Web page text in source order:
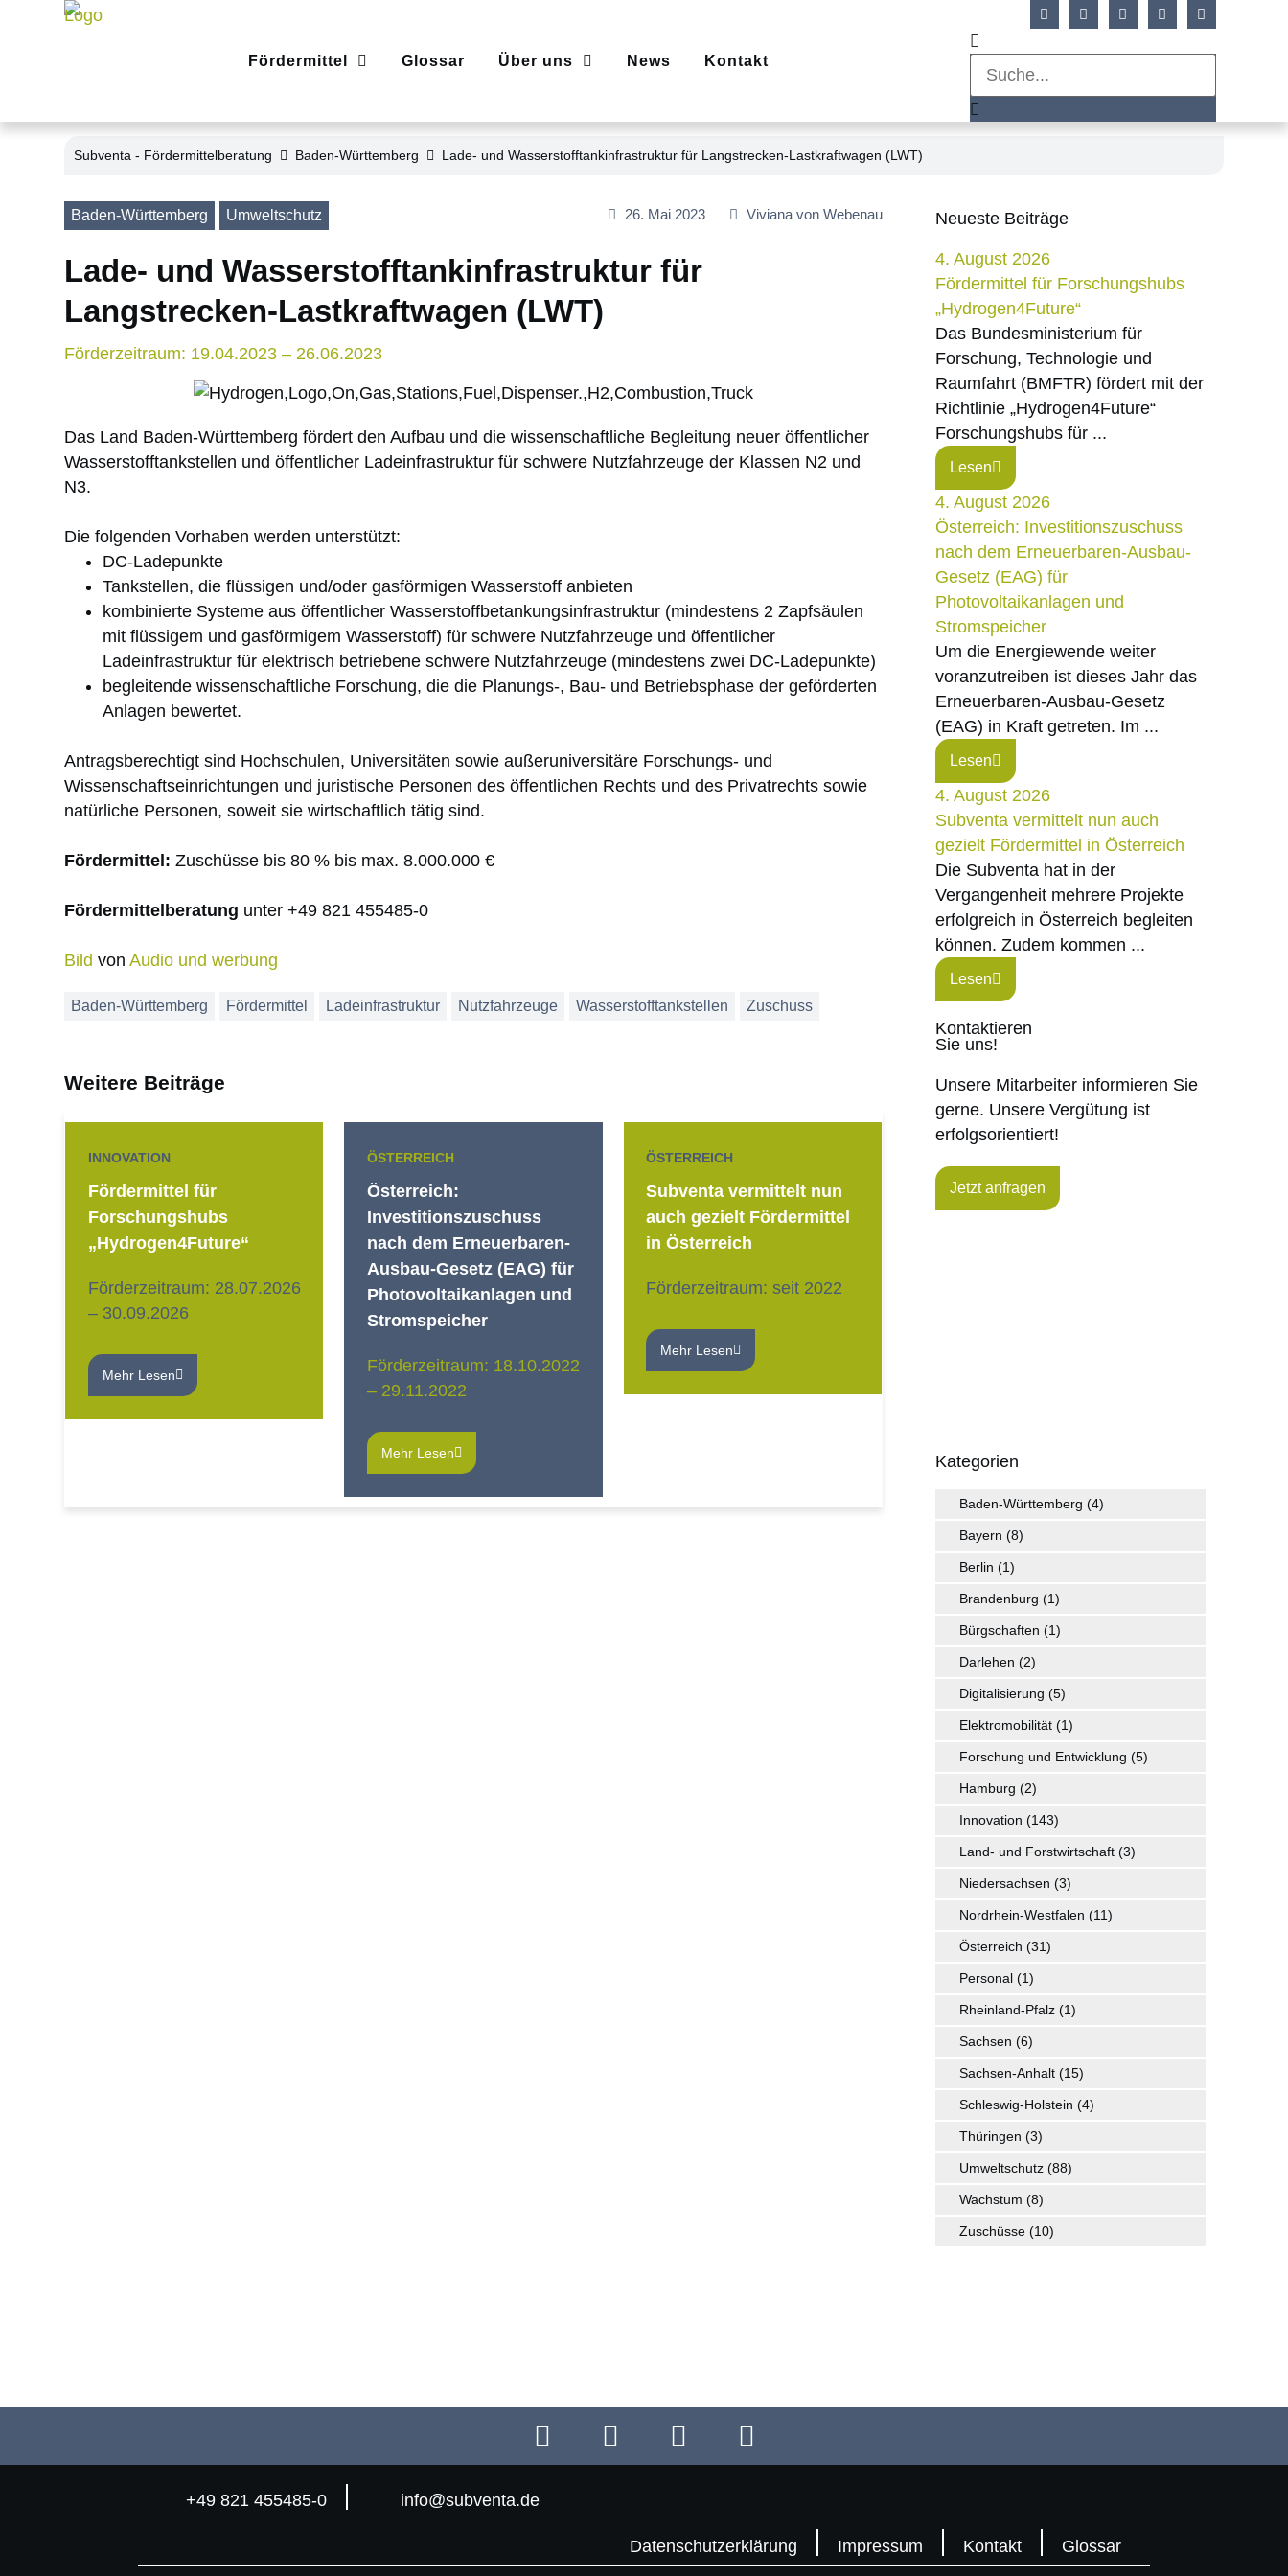
Fördermittel Glossar Über uns News Kontakt
Subventa ‐ Fördermittelberatung Baden-Württemberg Lade- und Wasserstofftankinfrastruktur für Langstrecken-Lastkraftwagen (LWT)
Baden-Württemberg Umweltschutz 26. Mai 2023 Viviana von Webenau
Lade- und Wasserstofftankinfrastruktur für
Langstrecken-Lastkraftwagen (LWT)
Förderzeitraum: 19.04.2023 – 26.06.2023
Das Land Baden-Württemberg fördert den Aufbau und die wissenschaftliche Begleitung neuer öffentlicher
Wasserstofftankstellen und öffentlicher Ladeinfrastruktur für schwere Nutzfahrzeuge der Klassen N2 und
N3.
Die folgenden Vorhaben werden unterstützt:
DC-Ladepunkte
Tankstellen, die flüssigen und/oder gasförmigen Wasserstoff anbieten
kombinierte Systeme aus öffentlicher Wasserstoffbetankungsinfrastruktur (mindestens 2 Zapfsäulen
mit flüssigem und gasförmigem Wasserstoff) für schwere Nutzfahrzeuge und öffentlicher
Ladeinfrastruktur für elektrisch betriebene schwere Nutzfahrzeuge (mindestens zwei DC-Ladepunkte)
begleitende wissenschaftliche Forschung, die die Planungs-, Bau- und Betriebsphase der geförderten
Anlagen bewertet.
Antragsberechtigt sind Hochschulen, Universitäten sowie außeruniversitäre Forschungs- und
Wissenschaftseinrichtungen und juristische Personen des öffentlichen Rechts und des Privatrechts sowie
natürliche Personen, soweit sie wirtschaftlich tätig sind.
Fördermittel: Zuschüsse bis 80 % bis max. 8.000.000 €
Fördermittelberatung unter +49 821 455485-0
Bild vonAudio und werbung
Baden-Württemberg Fördermittel Ladeinfrastruktur Nutzfahrzeuge Wasserstofftankstellen Zuschuss
Weitere Beiträge
INNOVATION
Fördermittel für
Forschungshubs
„Hydrogen4Future“
Förderzeitraum: 28.07.2026
– 30.09.2026
Mehr Lesen
ÖSTERREICH
Österreich:
Investitionszuschuss
nach dem Erneuerbaren-
Ausbau-Gesetz (EAG) für
Photovoltaikanlagen und
Stromspeicher
Förderzeitraum: 18.10.2022
– 29.11.2022
Mehr Lesen
ÖSTERREICH
Subventa vermittelt nun
auch gezielt Fördermittel
in Österreich
Förderzeitraum: seit 2022
Mehr Lesen
Neueste Beiträge
4. August 2026
Fördermittel für Forschungshubs
„Hydrogen4Future“
Das Bundesministerium für
Forschung, Technologie und
Raumfahrt (BMFTR) fördert mit der
Richtlinie „Hydrogen4Future“
Forschungshubs für ...
Lesen
4. August 2026
Österreich: Investitionszuschuss
nach dem Erneuerbaren-Ausbau-
Gesetz (EAG) für
Photovoltaikanlagen und
Stromspeicher
Um die Energiewende weiter
voranzutreiben ist dieses Jahr das
Erneuerbaren-Ausbau-Gesetz
(EAG) in Kraft getreten. Im ...
Lesen
4. August 2026
Subventa vermittelt nun auch
gezielt Fördermittel in Österreich
Die Subventa hat in der
Vergangenheit mehrere Projekte
erfolgreich in Österreich begleiten
können. Zudem kommen ...
Lesen
Kontaktieren
Sie uns!
Unsere Mitarbeiter informieren Sie
gerne. Unsere Vergütung ist
erfolgsorientiert!
Jetzt anfragen
Kategorien
Baden-Württemberg (4)
Bayern (8)
Berlin (1)
Brandenburg (1)
Bürgschaften (1)
Darlehen (2)
Digitalisierung (5)
Elektromobilität (1)
Forschung und Entwicklung (5)
Hamburg (2)
Innovation (143)
Land- und Forstwirtschaft (3)
Niedersachsen (3)
Nordrhein-Westfalen (11)
Österreich (31)
Personal (1)
Rheinland-Pfalz (1)
Sachsen (6)
Sachsen-Anhalt (15)
Schleswig-Holstein (4)
Thüringen (3)
Umweltschutz (88)
Wachstum (8)
Zuschüsse (10)
+49 821 455485-0 info@subventa.de
Datenschutzerklärung Impressum Kontakt Glossar